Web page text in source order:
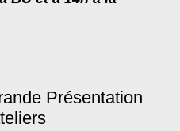
Présentation